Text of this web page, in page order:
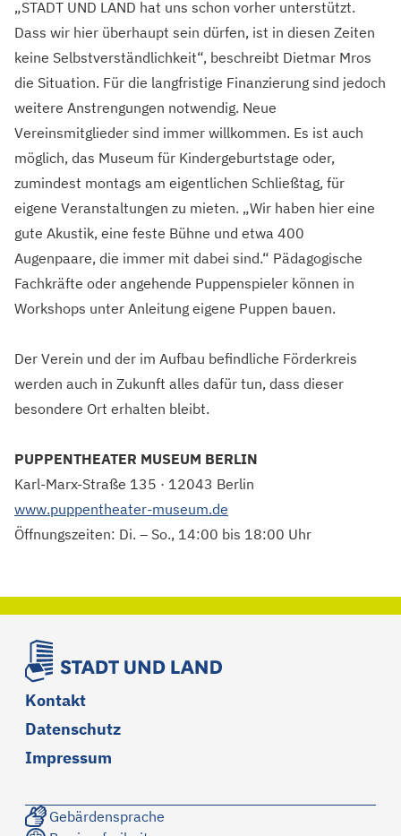
„STADT UND LAND hat uns schon vorher unterstützt.
Dass wir hier überhaupt sein dürfen, ist in diesen Zeiten
keine Selbstverständlichkeit“, beschreibt Dietmar Mros
die Situation. Für die langfristige Finanzierung sind jedoch
weitere Anstrengungen notwendig. Neue
Vereinsmitglieder sind immer willkommen. Es ist auch
möglich, das Museum für Kindergeburtstage oder,
zumindest montags am eigentlichen Schließtag, für
eigene Veranstaltungen zu mieten. „Wir haben hier eine
gute Akustik, eine feste Bühne und etwa 400
Augenpaare, die immer mit dabei sind.“ Pädagogische
Fachkräfte oder angehende Puppenspieler können in
Workshops unter Anleitung eigene Puppen bauen.
Der Verein und der im Aufbau befindliche Förderkreis
werden auch in Zukunft alles dafür tun, dass dieser
besondere Ort erhalten bleibt.
PUPPENTHEATER MUSEUM BERLIN
Karl-Marx-Straße 135 · 12043 Berlin
www.puppentheater-museum.de
Öffnungszeiten: Di. – So., 14:00 bis 18:00 Uhr
Kontakt
Datenschutz
Impressum
Gebärdensprache